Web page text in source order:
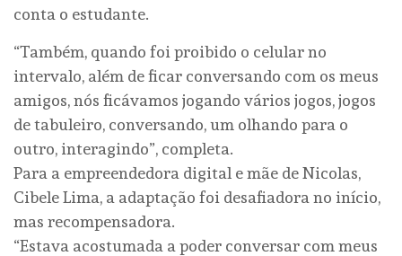
conta o estudante.
“Também, quando foi proibido o celular no
intervalo, além de ficar conversando com os meus
amigos, nós ficávamos jogando vários jogos, jogos
de tabuleiro, conversando, um olhando para o
outro, interagindo”, completa.
Para a empreendedora digital e mãe de Nicolas,
Cibele Lima, a adaptação foi desafiadora no início,
mas recompensadora.
“Estava acostumada a poder conversar com meus